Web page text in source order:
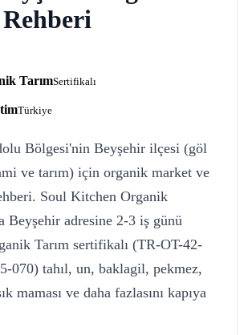
TarımSertifikalı
Türkiye
Bölgesi'nin Beyşehir ilçesi (göl
ve tarım) için organik market ve
Soul Kitchen Organik
Beyşehir adresine 2-3 iş günü
Tarım sertifikalı (TR-OT-42-
070) tahıl, un, baklagil, pekmez,
maması ve daha fazlasını kapıya